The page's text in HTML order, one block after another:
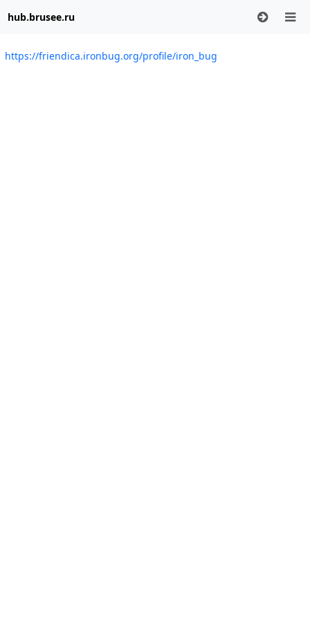
hub.brusee.ru
https://friendica.ironbug.org/profile/iron_bug